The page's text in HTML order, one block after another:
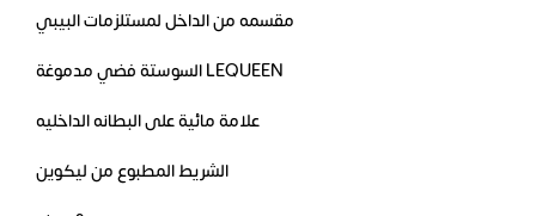
مقسمه من الداخل لمستلزمات البيبي
السوستة فضي مدموغة LEQUEEN
علامة مائية على البطانه الداخليه
الشريط المطبوع من ليكوين